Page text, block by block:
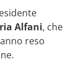
Alfani, che
reso